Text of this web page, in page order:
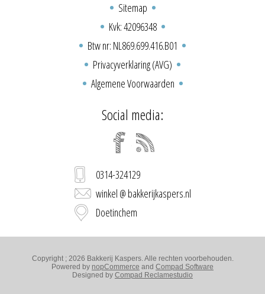
Sitemap
Kvk: 42096348
Btw nr: NL869.699.416.B01
Privacyverklaring (AVG)
Algemene Voorwaarden
Social media:
0314-324129
winkel @ bakkerijkaspers.nl
Doetinchem
Copyright ; 2026 Bakkerij Kaspers. Alle rechten voorbehouden.
Powered by nopCommerce and Compad Software
Designed by Compad Reclamestudio